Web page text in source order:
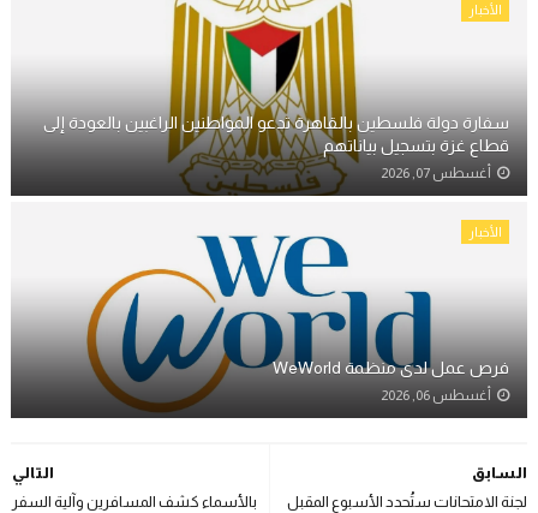
الأخبار
سفارة دولة فلسطين بالقاهرة تدعو المواطنين الراغبين بالعودة إلى
قطاع غزة بتسجيل بياناتهم
أغسطس 07, 2026
الأخبار
فرص عمل لدى منظمة WeWorld
أغسطس 06, 2026
التالي
بالأسماء كشف المسافرين وآلية السفر
السابق
لجنة الامتحانات ستُحدد الأسبوع المقبل